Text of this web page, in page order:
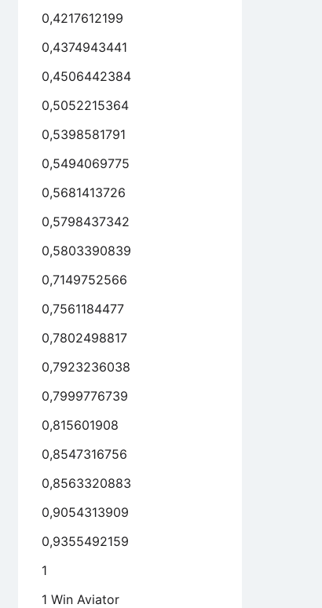
0,4217612199
0,4374943441
0,4506442384
0,5052215364
0,5398581791
0,5494069775
0,5681413726
0,5798437342
0,5803390839
0,7149752566
0,7561184477
0,7802498817
0,7923236038
0,7999776739
0,815601908
0,8547316756
0,8563320883
0,9054313909
0,9355492159
1
1 Win Aviator